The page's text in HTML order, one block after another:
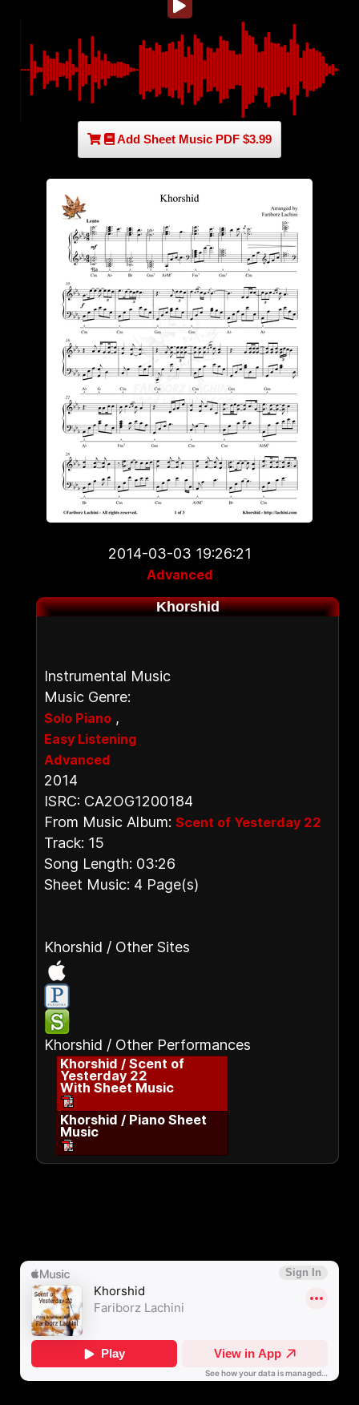
Add Sheet Music PDF $3.99
2014-03-03 19:26:21
Advanced
Khorshid
Instrumental Music
Music Genre:
Solo Piano ,
Easy Listening
Advanced
2014
ISRC: CA2OG1200184
From Music Album: Scent of Yesterday 22
Track: 15
Song Length: 03:26
Sheet Music: 4 Page(s)
Khorshid / Other Sites
Khorshid / Other Performances
Khorshid / Scent of
Yesterday 22
With Sheet Music
Khorshid / Piano Sheet
Music